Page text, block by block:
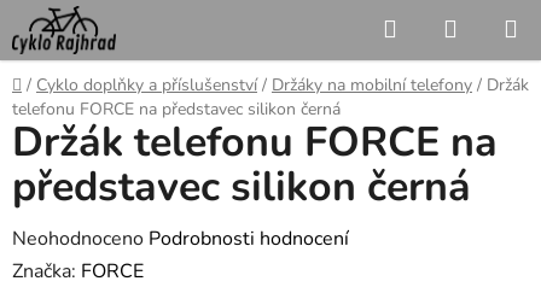
Přejít
na
obsah
Hledat
KOŠÍK
Domů
/ Cyklo doplňky a příslušenství / Držáky na mobilní telefony / Držák
telefonu FORCE na představec silikon černá
Držák telefonu FORCE na
představec silikon černá
Průměrné
hodnocení
Neohodnoceno Podrobnosti hodnocení
Značka: FORCE